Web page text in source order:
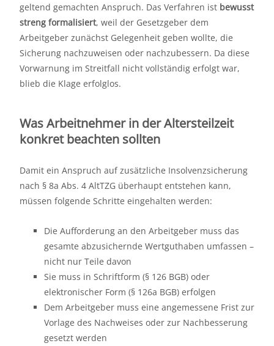
geltend gemachten Anspruch. Das Verfahren ist bewusst
streng formalisiert, weil der Gesetzgeber dem
Arbeitgeber zunächst Gelegenheit geben wollte, die
Sicherung nachzuweisen oder nachzubessern. Da diese
Vorwarnung im Streitfall nicht vollständig erfolgt war,
blieb die Klage erfolglos.
Was Arbeitnehmer in der Altersteilzeit
konkret beachten sollten
Damit ein Anspruch auf zusätzliche Insolvenzsicherung
nach § 8a Abs. 4 AltTZG überhaupt entstehen kann,
müssen folgende Schritte eingehalten werden:
Die Aufforderung an den Arbeitgeber muss das
gesamte abzusichernde Wertguthaben umfassen –
nicht nur Teile davon
Sie muss in Schriftform (§ 126 BGB) oder
elektronischer Form (§ 126a BGB) erfolgen
Dem Arbeitgeber muss eine angemessene Frist zur
Vorlage des Nachweises oder zur Nachbesserung
gesetzt werden